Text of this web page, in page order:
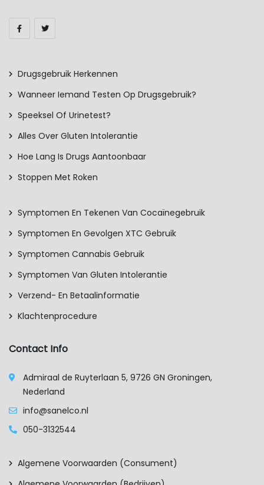
Drugsgebruik Herkennen
Wanneer Iemand Testen Op Drugsgebruik?
Speeksel Of Urinetest?
Alles Over Gluten Intolerantie
Hoe Lang Is Drugs Aantoonbaar
Stoppen Met Roken
Symptomen En Tekenen Van Cocaïnegebruik
Symptomen En Gevolgen XTC Gebruik
Symptomen Cannabis Gebruik
Symptomen Van Gluten Intolerantie
Verzend- En Betaalinformatie
Klachtenprocedure
Contact Info
Admiraal de Ruyterlaan 5, 9726 GN Groningen,
Nederland
info@sanelco.nl
050-3132544
Algemene Voorwaarden (consument)